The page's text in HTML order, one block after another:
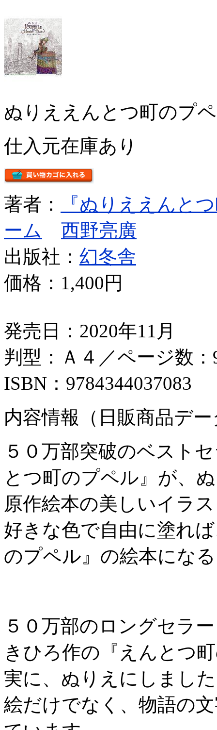
ぬりええんとつ町のプ
仕入元在庫あり
著者：
『ぬりええんと
ーム
西野亮廣
出版社： 幻冬舎
価格： 1,400円
発売日：2020年11月
判型：Ａ４／ページ数：
ISBN：9784344037083
内容情報（日販商品デ
５０万部突破のベスト
とつ町のプペル』が、
原作絵本の美しいイラ
好きな色で自由に塗れ
のプペル』の絵本にな
５０万部のロングセラ
きひろ作の『えんとつ
実に、ぬりえにしまし
絵だけでなく、物語の